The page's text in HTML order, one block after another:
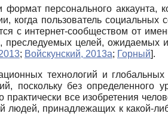
персонального аккаунта,
пользователь социальных
с интернет-сообществом от
преследуемых целей, ожидаемых
; Войскунский, 2013а; Горный].
технологий и глобальных
без определенного
все изобретения
принадлежащих к какой-